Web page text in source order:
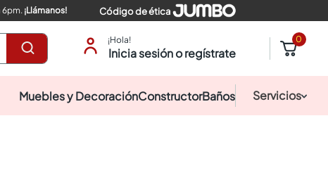
6pm.¡Llámanos! Código de ética
¡Hola!
Inicia sesión o regístrate
0
Muebles y DecoraciónConstructorBaños Servicios